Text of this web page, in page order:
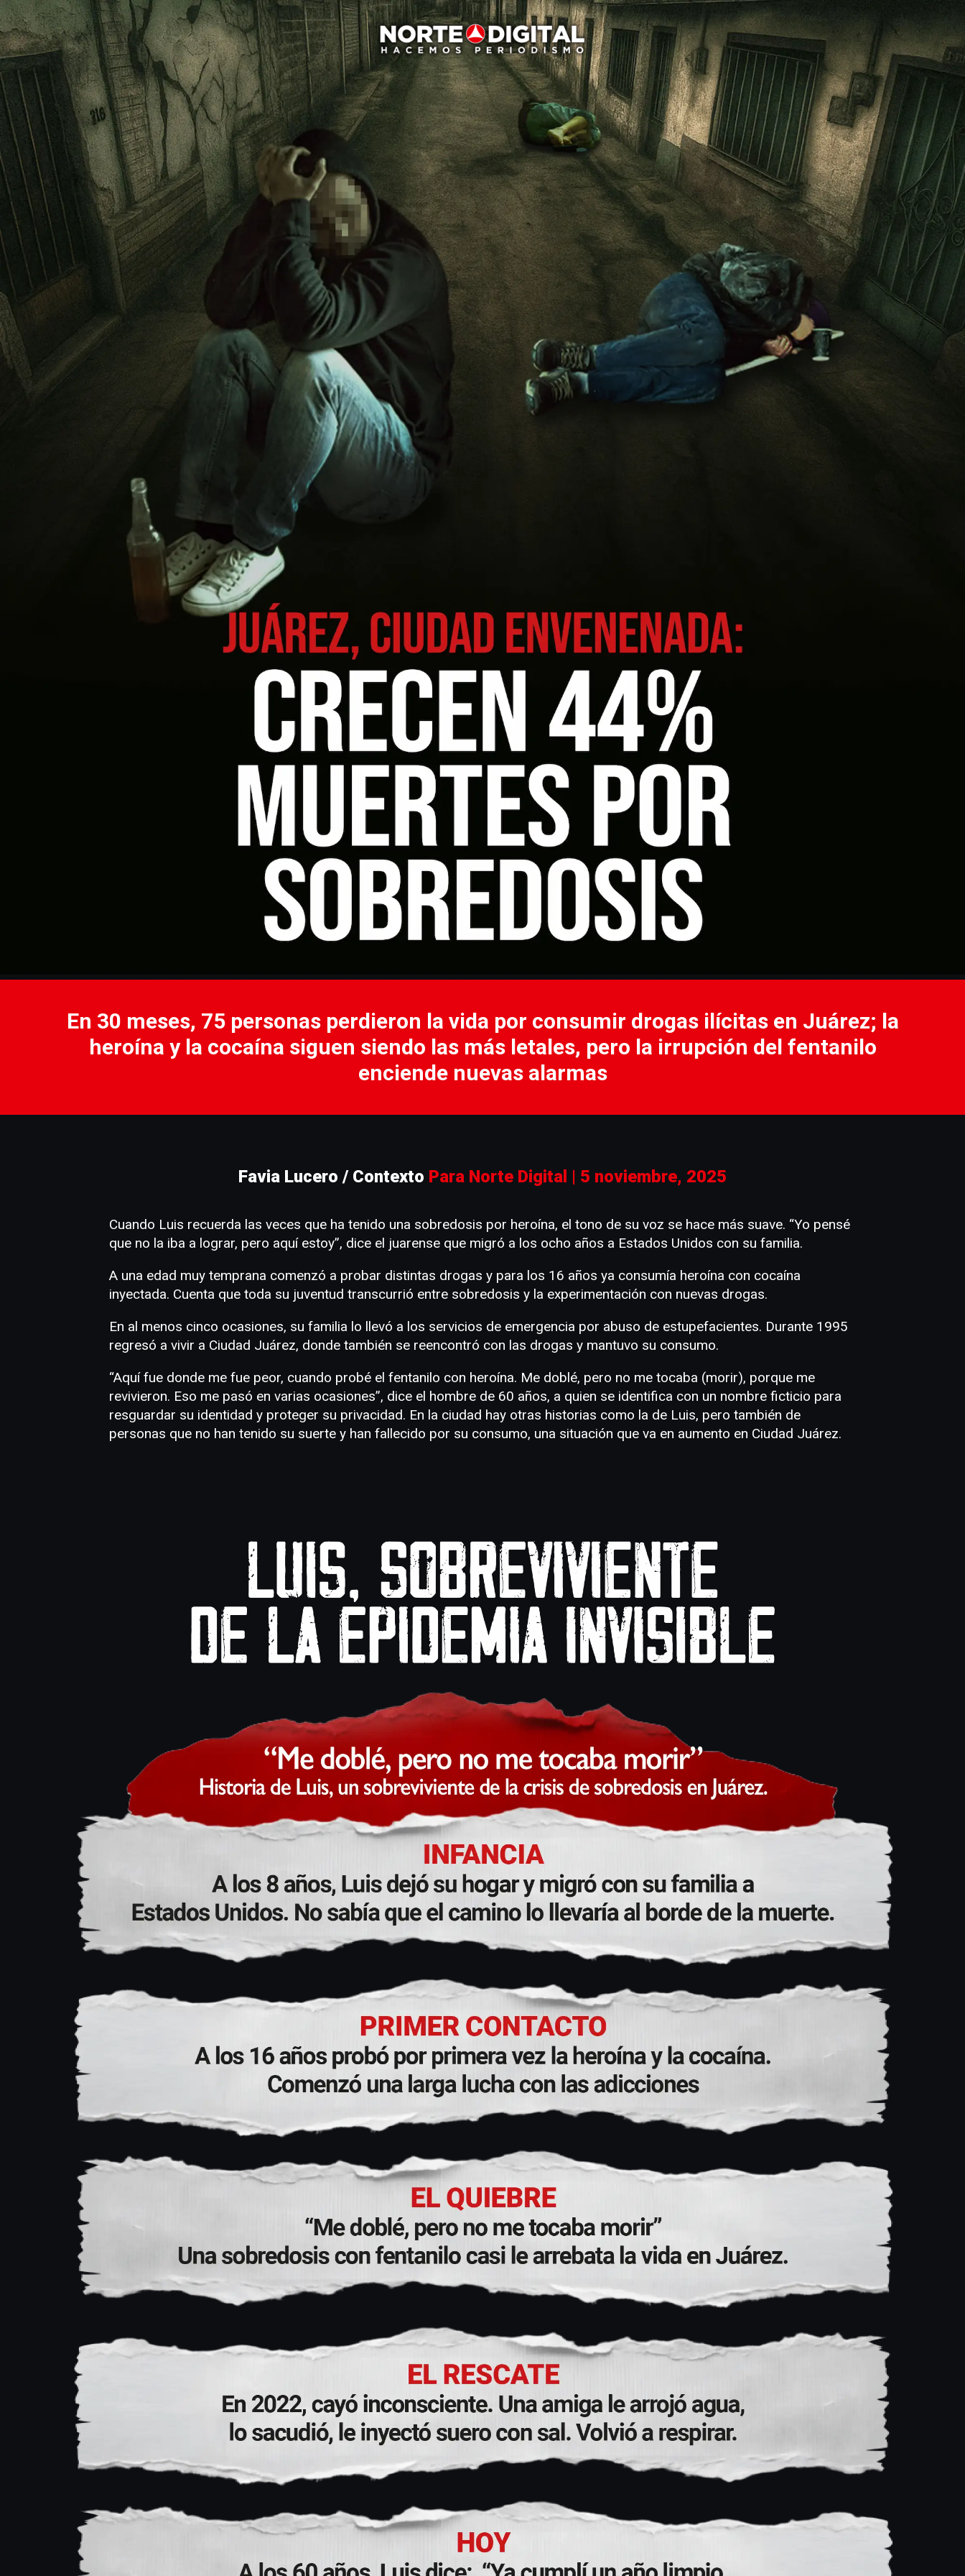
En 30 meses, 75 personas perdieron la vida por consumir drogas ilícitas en Juárez; la
heroína y la cocaína siguen siendo las más letales, pero la irrupción del fentanilo
enciende nuevas alarmas
Favia Lucero / Contexto Para Norte Digital | 5 noviembre, 2025
Cuando Luis recuerda las veces que ha tenido una sobredosis por heroína, el tono de su voz se hace más suave. “Yo pensé
que no la iba a lograr, pero aquí estoy”, dice el juarense que migró a los ocho años a Estados Unidos con su familia.
A una edad muy temprana comenzó a probar distintas drogas y para los 16 años ya consumía heroína con cocaína
inyectada. Cuenta que toda su juventud transcurrió entre sobredosis y la experimentación con nuevas drogas.
En al menos cinco ocasiones, su familia lo llevó a los servicios de emergencia por abuso de estupefacientes. Durante 1995
regresó a vivir a Ciudad Juárez, donde también se reencontró con las drogas y mantuvo su consumo.
“Aquí fue donde me fue peor, cuando probé el fentanilo con heroína. Me doblé, pero no me tocaba (morir), porque me
revivieron. Eso me pasó en varias ocasiones”, dice el hombre de 60 años, a quien se identifica con un nombre ficticio para
resguardar su identidad y proteger su privacidad. En la ciudad hay otras historias como la de Luis, pero también de
personas que no han tenido su suerte y han fallecido por su consumo, una situación que va en aumento en Ciudad Juárez.